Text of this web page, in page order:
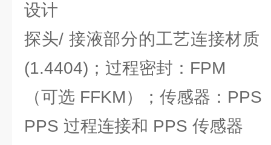
设计
探头/ 接液部分的工艺连接材
(1.4404)；过程密封：FPM
（可选 FFKM）；传感器：
PPS 过程连接和 PPS 传感器